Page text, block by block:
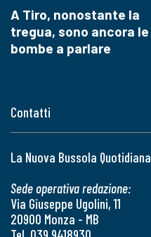
Contatti
La Nuova Bussola Quotidiana
Sede operativa redazione:
Via Giuseppe Ugolini, 11
20900 Monza - MB
A Tiro, nonostante la
tregua, sono ancora le
bombe a parlare